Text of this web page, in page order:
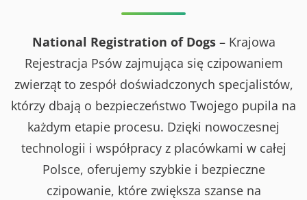
National Registration of Dogs– Krajowa
Rejestracja Psów zajmująca się czipowaniem
zwierząt to zespół doświadczonych specjalistów,
którzy dbają o bezpieczeństwo Twojego pupila na
każdym etapie procesu. Dzięki nowoczesnej
technologii i współpracy z placówkami w całej
Polsce, oferujemy szybkie i bezpieczne
czipowanie, które zwiększa szanse na